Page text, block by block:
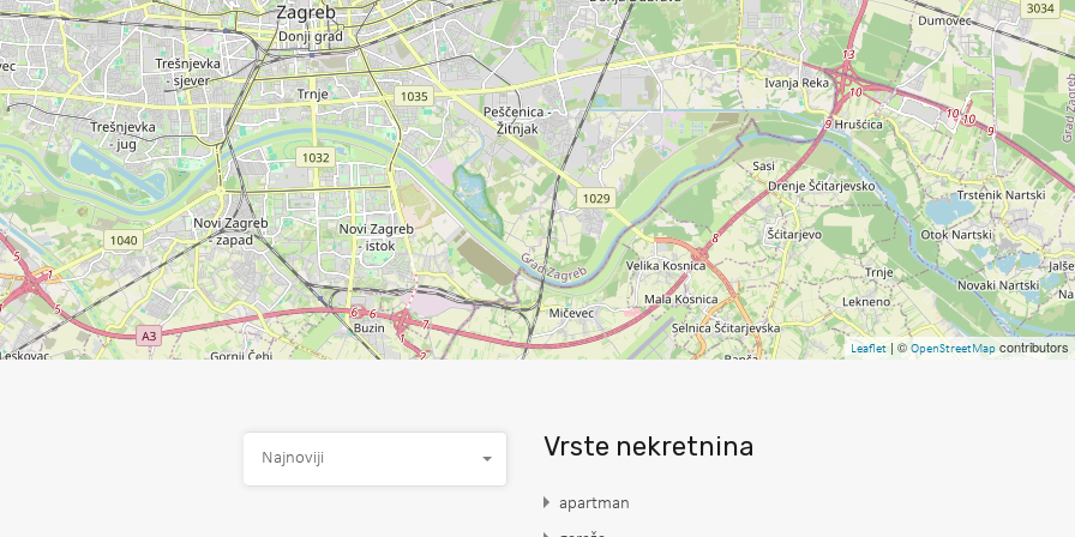
Leaflet| © OpenStreetMap contributors
Najnoviji Vrste nekretnina
apartman